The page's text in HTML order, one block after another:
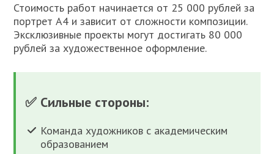
Стоимость работ начинается от 25 000 рублей за
портрет А4 и зависит от сложности композиции.
Эксклюзивные проекты могут достигать 80 000
рублей за художественное оформление.
✅ Сильные стороны:
Команда художников с академическим
образованием